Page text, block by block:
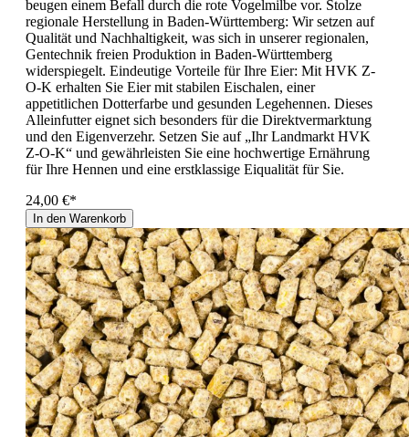
beugen einem Befall durch die rote Vogelmilbe vor. Stolze
regionale Herstellung in Baden-Württemberg: Wir setzen auf
Qualität und Nachhaltigkeit, was sich in unserer regionalen,
Gentechnik freien Produktion in Baden-Württemberg
widerspiegelt. Eindeutige Vorteile für Ihre Eier: Mit HVK Z-
O-K erhalten Sie Eier mit stabilen Eischalen, einer
appetitlichen Dotterfarbe und gesunden Legehennen. Dieses
Alleinfutter eignet sich besonders für die Direktvermarktung
und den Eigenverzehr. Setzen Sie auf „Ihr Landmarkt HVK
Z-O-K“ und gewährleisten Sie eine hochwertige Ernährung
für Ihre Hennen und eine erstklassige Eiqualität für Sie.
24,00 €*
In den Warenkorb